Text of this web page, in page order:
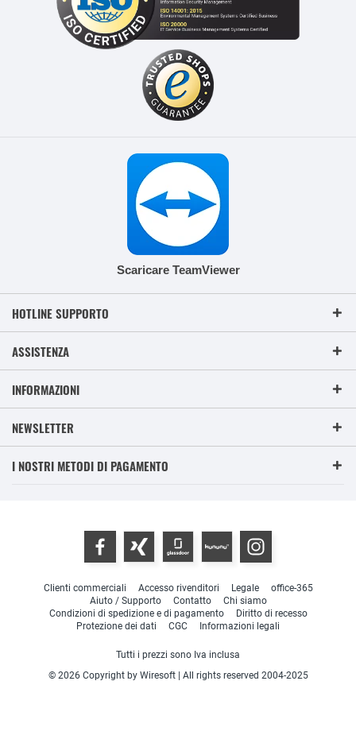
Scaricare TeamViewer
HOTLINE SUPPORTO
ASSISTENZA
INFORMAZIONI
NEWSLETTER
I NOSTRI METODI DI PAGAMENTO
Clienti commerciali Accesso rivenditori Legale
office-365
Aiuto / Supporto
Contatto
Chi siamo
Condizioni di spedizione e di pagamento
Diritto di recesso
Protezione dei dati
CGC Informazioni legali
Tutti i prezzi sono Iva inclusa
© 2026 Copyright by Wiresoft | All rights reserved 2004-2025